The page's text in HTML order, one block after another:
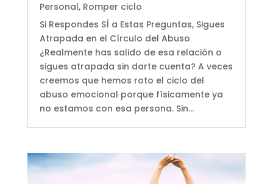
Personal, Romper ciclo
Si Respondes SÍ a Estas Preguntas, Sigues
Atrapada en el Círculo del Abuso
¿Realmente has salido de esa relación o
sigues atrapada sin darte cuenta? A veces
creemos que hemos roto el ciclo del
abuso emocional porque físicamente ya
no estamos con esa persona. Sin...